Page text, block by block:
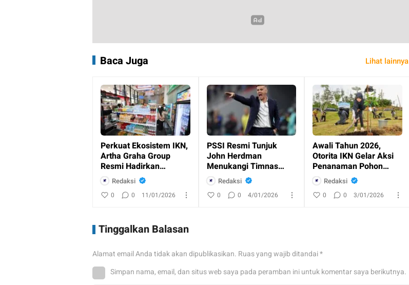
Baca Juga Lihat lainnya
Perkuat Ekosistem IKN,
Artha Graha Group
Resmi Hadirkan
Layanan Perbankan
dan Ritel
Redaksi
0 0 11/01/2026
PSSI Resmi Tunjuk
John Herdman
Menukangi Timnas
Indonesia
Redaksi
0 0 4/01/2026
Awali Tahun 2026,
Otorita IKN Gelar Aksi
Penanaman Pohon
Bersama Masyaraka
Redaksi
0 0 3/01/2026
Tinggalkan Balasan
Alamat email Anda tidak akan dipublikasikan. Ruas yang wajib ditandai*
Simpan nama, email, dan situs web saya pada peramban ini untuk komentar saya berikutnya.